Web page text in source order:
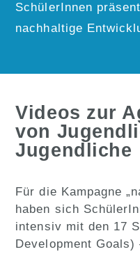
SchülerInnen
nachhaltige
Videos zur
von
Jugendliche
Für die Kampagne
haben sich
intensiv mit den 17
Development